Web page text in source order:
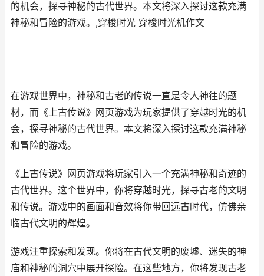
的机会，探寻神秘的古代世界。本文将深入探讨这款充满
神秘和冒险的游戏。,穿梭时光 穿梭时光机作文
在游戏世界中，神秘和古老的传说一直是令人神往的题
材，而《上古传说》 网页游戏为玩家提供了穿越时光的机
会，探寻神秘的古代世界。本文将深入探讨这款充满神秘
和冒险的游戏。
《上古传说》 网页游戏将玩家引入一个充满神秘和奇迹的
古代世界。这个世界中，你将穿越时光，探寻古老的文明
和传说。游戏中的画面和音效将你带回远古时代，仿佛亲
临古代文明的辉煌。
游戏注重探索和发现。你将在古代文明的废墟、迷失的神
庙和神秘的洞穴中展开探险。在这些地方，你将发现古老